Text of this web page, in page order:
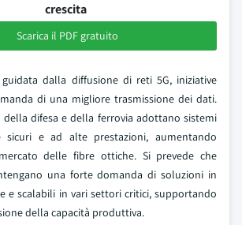
crescita
Scarica il PDF gratuito
guidata dalla diffusione di reti 5G, iniziative
di una migliore trasmissione dei dati.
difesa e della ferrovia adottano sistemi
sicuri e ad alte prestazioni, aumentando
delle fibre ottiche. Si prevede che
una forte domanda di soluzioni in
e scalabili in vari settori critici, supportando
della capacità produttiva.